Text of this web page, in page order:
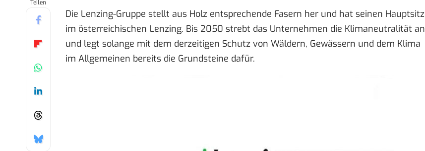
Teilen
Die Lenzing-Gruppe stellt aus Holz entsprechende Fasern her und hat seinen Hauptsitz
im österreichischen Lenzing. Bis 2050 strebt das Unternehmen die Klimaneutralität an
und legt solange mit dem derzeitigen Schutz von Wäldern, Gewässern und dem Klima
im Allgemeinen bereits die Grundsteine dafür.